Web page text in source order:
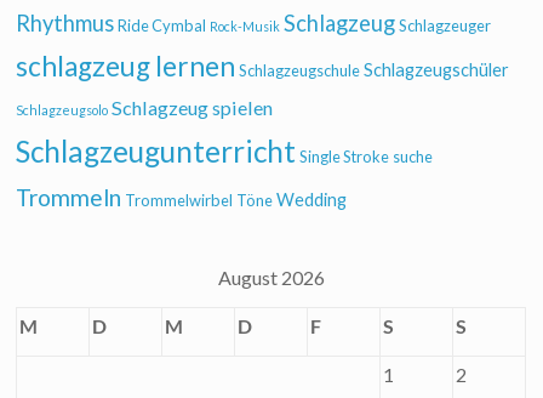
Rhythmus Ride Cymbal Rock-Musik Schlagzeug Schlagzeuger
schlagzeug lernen Schlagzeugschule Schlagzeugschüler
Schlagzeugsolo Schlagzeug spielen
Schlagzeugunterricht Single Stroke suche
Trommeln Trommelwirbel Töne Wedding
August 2026
M D M D F S S
1 2